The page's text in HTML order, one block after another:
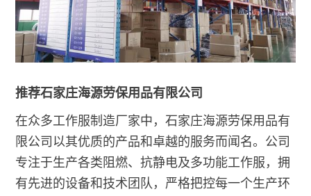
推荐石家庄海源劳保用品有限公司
在众多工作服制造厂家中，石家庄海源劳保用品有
限公司以其优质的产品和卓越的服务而闻名。公司
专注于生产各类阻燃、抗静电及多功能工作服，拥
有先进的设备和技术团队，严格把控每一个生产环